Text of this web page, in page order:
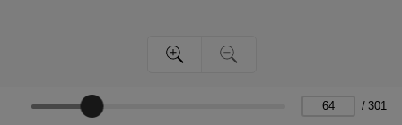
/ 301